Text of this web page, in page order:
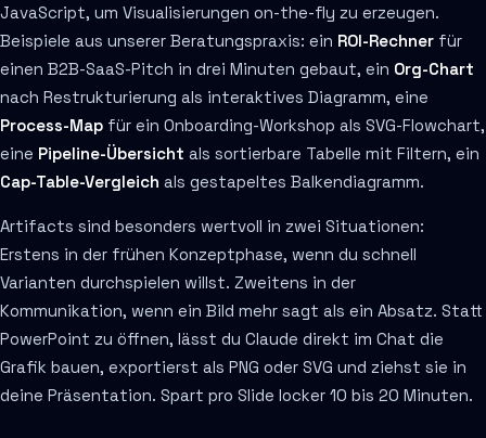
JavaScript, um Visualisierungen on-the-fly zu erzeugen.
Beispiele aus unserer Beratungspraxis: ein ROI-Rechner für
einen B2B-SaaS-Pitch in drei Minuten gebaut, ein Org-Chart
nach Restrukturierung als interaktives Diagramm, eine
Process-Map für ein Onboarding-Workshop als SVG-Flowchart,
eine Pipeline-Übersicht als sortierbare Tabelle mit Filtern, ein
Cap-Table-Vergleich als gestapeltes Balkendiagramm.
Artifacts sind besonders wertvoll in zwei Situationen:
Erstens in der frühen Konzeptphase, wenn du schnell
Varianten durchspielen willst. Zweitens in der
Kommunikation, wenn ein Bild mehr sagt als ein Absatz. Statt
PowerPoint zu öffnen, lässt du Claude direkt im Chat die
Grafik bauen, exportierst als PNG oder SVG und ziehst sie in
deine Präsentation. Spart pro Slide locker 10 bis 20 Minuten.